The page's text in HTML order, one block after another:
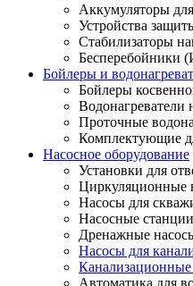
Аккумуляторы
Устройства
Стабилизаторы
Бесперебойники
Бойлеры и
Бойлеры
Водонагреватели
Проточные
Комплектующие
Насосное оборудование
Установки для
Циркуляционные
Насосы для
Насосные станции
Дренажные
Насосы для
Канализационные
Автоматика для